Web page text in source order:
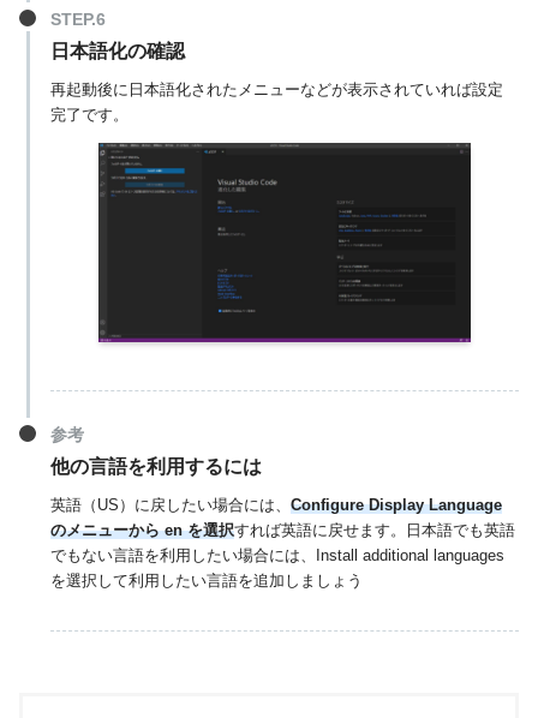
日本語化の確認
再起動後に日本語化されたメニューなどが表示されていれば設定
完了です。
参考
他の言語を利用するには
英語（US）に戻したい場合には、Configure Display Language
のメニューから en を選択すれば英語に戻せます。日本語でも英語
でもない言語を利用したい場合には、Install additional languages
を選択して利用したい言語を追加しましょう